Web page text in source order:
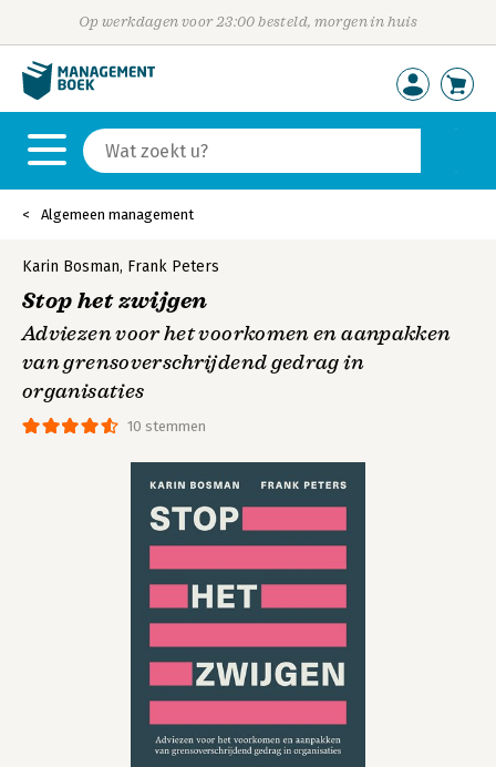
Op werkdagen voor 23:00 besteld, morgen in huis
Algemeen management
10 stemmen
Karin Bosman, Frank Peters
Stop het zwijgen
Adviezen voor het voorkomen en aanpakken
van grensoverschrijdend gedrag in
organisaties